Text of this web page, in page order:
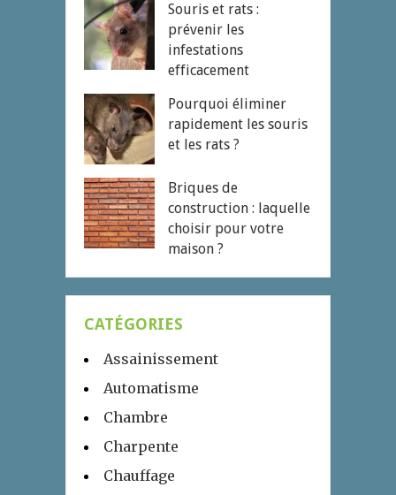
Souris et rats :
prévenir les
infestations
efficacement
Pourquoi éliminer
rapidement les souris
et les rats ?
Briques de
construction : laquelle
choisir pour votre
maison ?
CATÉGORIES
Assainissement
Automatisme
Chambre
Charpente
Chauffage